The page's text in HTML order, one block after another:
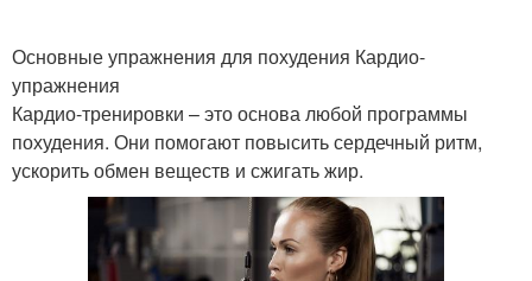
Основные упражнения для похудения Кардио-
упражнения
Кардио-тренировки – это основа любой программы
похудения. Они помогают повысить сердечный ритм,
ускорить обмен веществ и сжигать жир.